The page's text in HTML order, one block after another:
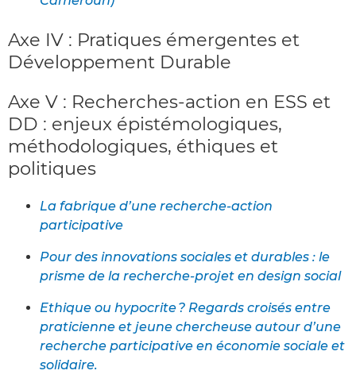
Axe IV : Pratiques émergentes et
Développement Durable
Axe V : Recherches-action en ESS et
DD : enjeux épistémologiques,
méthodologiques, éthiques et
politiques
La fabrique d’une recherche-action
participative
Pour des innovations sociales et durables : le
prisme de la recherche-projet en design social
Ethique ou hypocrite ? Regards croisés entre
praticienne et jeune chercheuse autour d’une
recherche participative en économie sociale et
solidaire.